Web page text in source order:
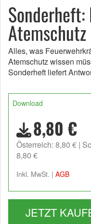
Atemschutz
Alles, was
Atemschutz wissen
Sonderheft liefert
Download
8,80 €
Österreich: 8,80 €
8,80 €
Inkl. MwSt. | AGB
JETZT